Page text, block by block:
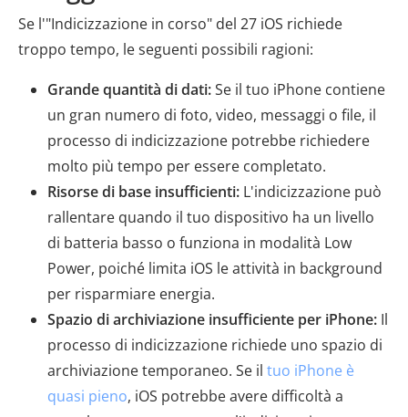
Se l'"Indicizzazione in corso" del 27 iOS richiede
troppo tempo, le seguenti possibili ragioni:
Grande quantità di dati:Se il tuo iPhone contiene
un gran numero di foto, video, messaggi o file, il
processo di indicizzazione potrebbe richiedere
molto più tempo per essere completato.
Risorse di base insufficienti: L'indicizzazione può
rallentare quando il tuo dispositivo ha un livello
di batteria basso o funziona in modalità Low
Power, poiché limita iOS le attività in background
per risparmiare energia.
Spazio di archiviazione insufficiente per iPhone: Il
processo di indicizzazione richiede uno spazio di
archiviazione temporaneo. Se il tuo iPhone è
quasi pieno, iOS potrebbe avere difficoltà a